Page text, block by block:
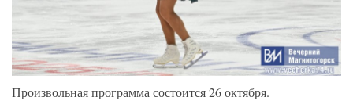
Произвольная программа состоится 26 октября.